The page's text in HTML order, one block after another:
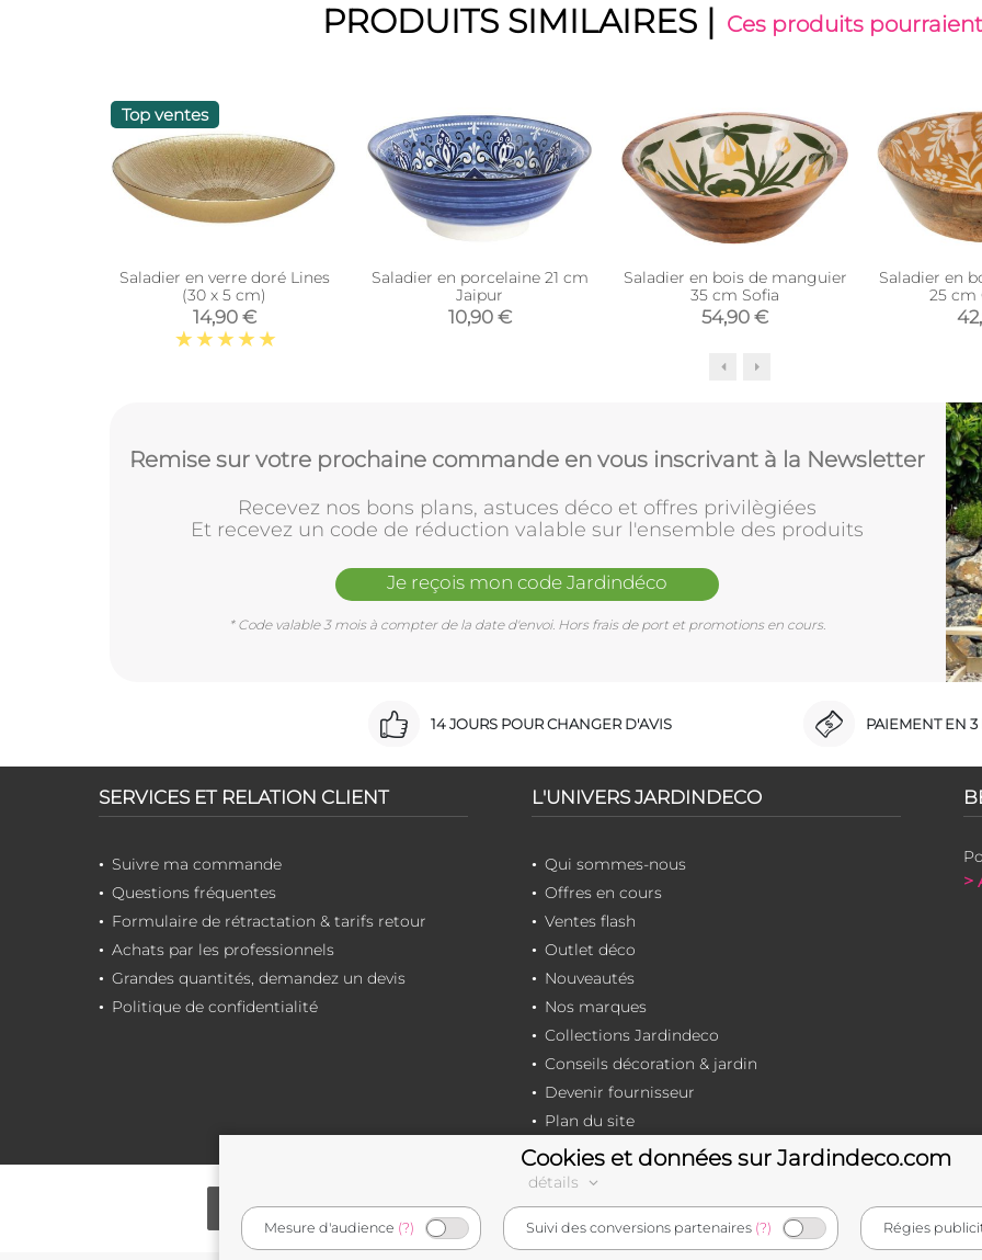
PRODUITS SIMILAIRES | Ces produits
Top ventes
Saladier en verre doré Lines
(30 x 5 cm)
14,90 €
Saladier en porcelaine 21 cm
Jaipur
10,90 €
Saladier en bois de manguier
35 cm Sofia
54,90 €
Saladier en
25 cm
Remise sur votre prochaine commande en vous inscrivant à la Newsletter
Recevez nos bons plans, astuces déco et offres privilègiées
Et recevez un code de réduction valable sur l'ensemble des produits
Je reçois mon code Jardindéco
* Code valable 3 mois à compter de la date d'envoi. Hors frais de port et promotions en cours.
14 JOURS POUR CHANGER D'AVIS PAIEMENT EN 3
SERVICES ET RELATION CLIENT
Suivre ma commande
Questions fréquentes
Formulaire de rétractation & tarifs retour
Achats par les professionnels
Grandes quantités, demandez un devis
Politique de confidentialité
L'UNIVERS JARDINDECO
Qui sommes-nous
Offres en cours
Ventes flash
Outlet déco
Nouveautés
Nos marques
Collections Jardindeco
Conseils décoration & jardin
Devenir fournisseur
Plan du site
>
e-commerçant français
Cookies et données sur Jardindeco.com
détails
Mesure d'audience (?) Suivi des conversions partenaires (?) Régies